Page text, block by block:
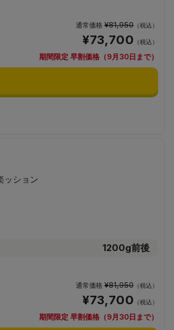
通常価格 ¥81,950 （税込）
¥73,700 （税込）
期間限定 早割価格（9月30日まで）
1200g前後
通常価格 ¥81,950 （税込）
¥73,700 （税込）
期間限定 早割価格（9月30日まで）